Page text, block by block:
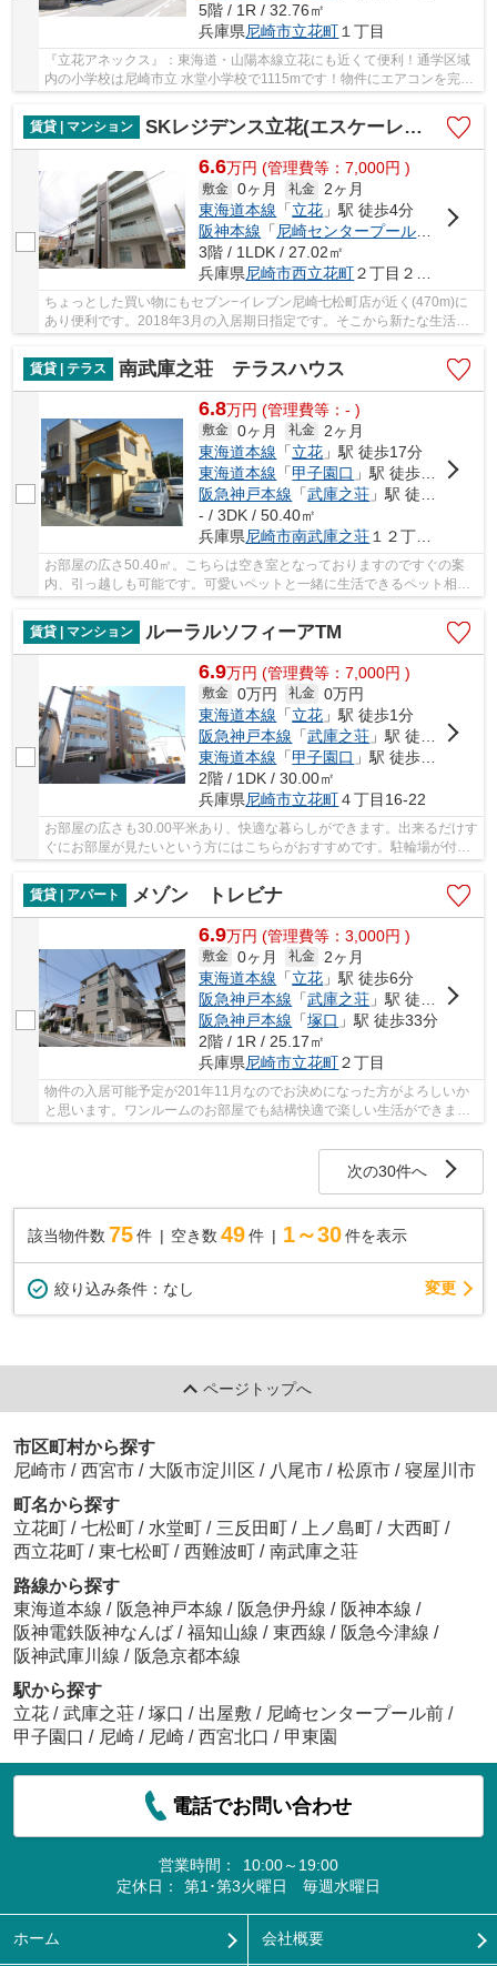
5階 / 1R / 32.76㎡
兵庫県尼崎市立花町１丁目
『立花アネックス』：東海道・山陽本線立花にも近くて便利！通学区域
内の小学校は尼崎市立 水堂小学校で1115mです！物件にエアコンを完備
賃貸 | マンション
SKレジデンス立花(エスケーレジデンスタチバナ)
6.6万円 (管理費等：7,000円 )
敷金 0ヶ月 礼金
2ヶ月
東海道本線 「立花 」駅 徒歩4分
阪神本線 「 尼崎センタープール前
」駅 徒
3階 / 1LDK / 27.02㎡
兵庫県尼崎市西立花町２丁目２－１２
ちょっとした買い物にもセブン−イレブン尼崎七松町店が近く(470m)に
あり便利です。2018年3月の入居期日指定です。そこから新たな生活が
賃貸 | テラス
南武庫之荘 テラスハウス
6.8万円 (管理費等：- )
敷金 0ヶ月 礼金
2ヶ月
東海道本線 「立花 」駅 徒歩17分
東海道本線 「甲子園口 」駅 徒歩23分
阪急神戸本線 「武庫之荘 」駅 徒歩25分
- / 3DK / 50.40㎡
兵庫県尼崎市南武庫之荘 １２丁目21-7
お部屋の広さ50.40㎡。こちらは空き室となっておりますのですぐの案
内、引っ越しも可能です。可愛いペットと一緒に生活できるペット相談
賃貸 | マンション
ルーラルソフィーアTM
6.9万円 (管理費等：7,000円 )
敷金 0万円 礼金 0万円
東海道本線 「立花 」駅 徒歩1分
阪急神戸本線 「武庫之荘 」駅 徒歩22分
東海道本線 「甲子園口 」駅 徒歩37分
2階 / 1DK / 30.00㎡
兵庫県尼崎市立花町４丁目16-22
お部屋の広さも30.00平米あり、快適な暮らしができます。出来るだけす
ぐにお部屋が見たいという方にはこちらがおすすめです。駐輪場が付い
ているこのマンションは自転車を安心して置け...
賃貸 | アパート
メゾン トレビナ
6.9万円 (管理費等：3,000円 )
敷金 0ヶ月 礼金
2ヶ月
東海道本線 「立花 」駅 徒歩6分
阪急神戸本線 「武庫之荘 」駅 徒歩22分
阪急神戸本線 「塚口 」駅 徒歩33分
2階 / 1R / 25.17㎡
兵庫県尼崎市立花町２丁目
物件の入居可能予定が201年11月なのでお決めになった方がよろしいか
と思います。ワンルームのお部屋でも結構快適で楽しい生活ができま
す。賢く選ぶならおススメの賃貸物件。住み心地が...
次の30件へ
該当物件数 75件 空き数 49 件 1～30 件を表示
絞り込み条件： なし 変更
ページトップへ
市区町村から探す
尼崎市 / 西宮市 / 大阪市淀川区 / 八尾市 / 松原市 / 寝屋川市
町名から探す
立花町 / 七松町 / 水堂町 / 三反田町 / 上ノ島町 / 大西町 /
西立花町 / 東七松町 / 西難波町 / 南武庫之荘
路線から探す
東海道本線 / 阪急神戸本線 / 阪急伊丹線 / 阪神本線 /
阪神電鉄阪神なんば / 福知山線 / 東西線 / 阪急今津線 /
阪神武庫川線 / 阪急京都本線
駅から探す
立花 / 武庫之荘 / 塚口 / 出屋敷 / 尼崎センタープール前 /
甲子園口 / 尼崎 / 尼崎 / 西宮北口 / 甲東園
電話でお問い合わせ
営業時間：
10:00～19:00
定休日：
第1･第3火曜日 毎週水曜日
ホーム 会社概要